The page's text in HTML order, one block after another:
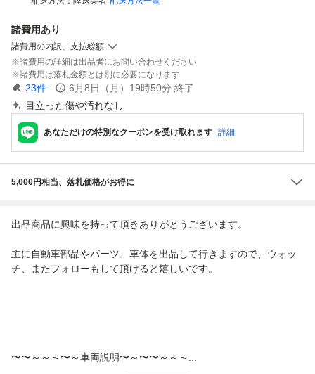
諸費用あり
諸費用の内訳、支払総額
諸費用の詳細は出品者にお問い合わせください
諸費用は落札金額とは別に必要になります
23件 6月8日（月）19時50分 終了
目立った傷や汚れなし
あなただけの特別なクーポンを受け取れます 詳細
5,000円相当、落札価格がお得に
出品商品に興味を持って頂きありがとうございます。
主に自動車部品やパーツ、車体を出品して行きますので、ウォッ
チ、またフォローもして頂けると嬉しいです。
〜〜～～～〜～車両説明〜～〜〜～～～...